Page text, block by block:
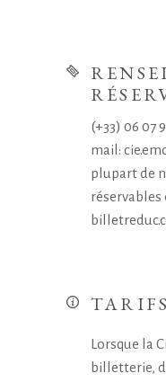
(+33) 06 07
mail:
plupart de
réservables
TARIFS
Lorsque la
billetterie,